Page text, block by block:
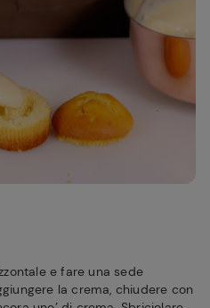
e fare una sede
la crema, chiudere con